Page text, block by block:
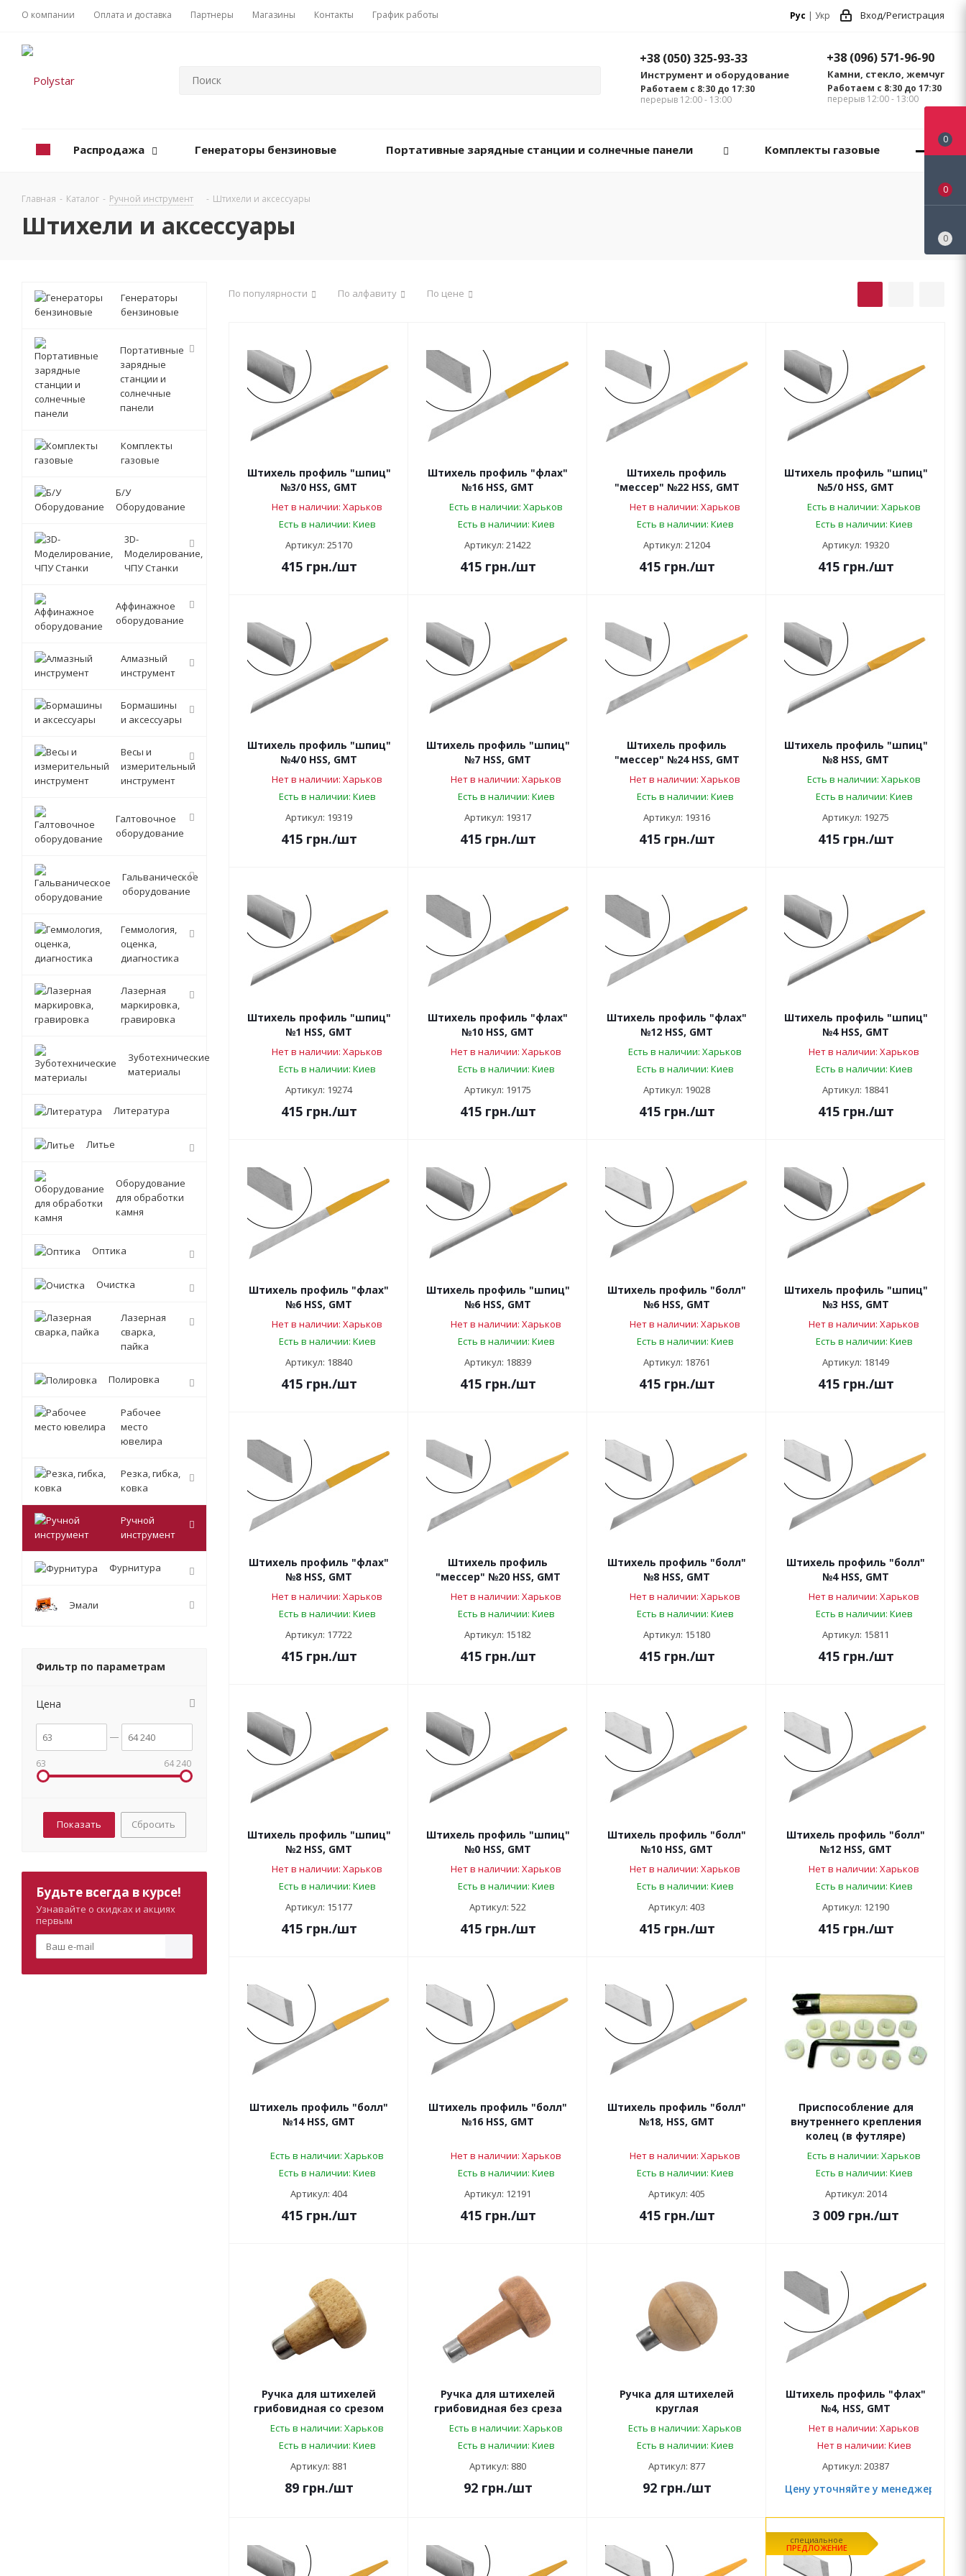
О компании Оплата и доставка Партнеры Магазины Контакты График работы Рус | Укр Вход/Регистрация
+38 (096) 571-96-90
Камни, стекло, жемчуг
Работаем с 8:30 до 17:30
перерыв 12:00 - 13:00
+38 (050) 325-93-33
Инструмент и оборудование
Работаем с 8:30 до 17:30
перерыв 12:00 - 13:00
Распродажа Генераторы бензиновые Портативные зарядные станции и солнечные панели Комплекты газовые
Главная - Каталог - Ручной инструмент - Штихели и аксессуары
Штихели и аксессуары
По популярности По алфавиту По цене
Штихель профиль "шпиц"
№3/0 HSS, GMT
Нет в наличии: Харьков
Есть в наличии: Киев
Артикул: 25170
415грн./шт
Штихель профиль "флах"
№16 HSS, GMT
Есть в наличии: Харьков
Есть в наличии: Киев
Артикул: 21422
415грн./шт
Штихель профиль
"мессер" №22 HSS, GMT
Нет в наличии: Харьков
Есть в наличии: Киев
Артикул: 21204
415грн./шт
Штихель профиль "шпиц"
№5/0 HSS, GMT
Есть в наличии: Харьков
Есть в наличии: Киев
Артикул: 19320
415грн./шт
Штихель профиль "шпиц"
№4/0 HSS, GMT
Нет в наличии: Харьков
Есть в наличии: Киев
Артикул: 19319
415грн./шт
Штихель профиль "шпиц"
№7 HSS, GMT
Нет в наличии: Харьков
Есть в наличии: Киев
Артикул: 19317
415грн./шт
Штихель профиль
"мессер" №24 HSS, GMT
Нет в наличии: Харьков
Есть в наличии: Киев
Артикул: 19316
415грн./шт
Штихель профиль "шпиц"
№8 HSS, GMT
Есть в наличии: Харьков
Есть в наличии: Киев
Артикул: 19275
415грн./шт
Штихель профиль "шпиц"
№1 HSS, GMT
Нет в наличии: Харьков
Есть в наличии: Киев
Артикул: 19274
415грн./шт
Штихель профиль "флах"
№10 HSS, GMT
Нет в наличии: Харьков
Есть в наличии: Киев
Артикул: 19175
415грн./шт
Штихель профиль "флах"
№12 HSS, GMT
Есть в наличии: Харьков
Есть в наличии: Киев
Артикул: 19028
415грн./шт
Штихель профиль "шпиц"
№4 HSS, GMT
Нет в наличии: Харьков
Есть в наличии: Киев
Артикул: 18841
415грн./шт
Штихель профиль "флах"
№6 HSS, GMT
Нет в наличии: Харьков
Есть в наличии: Киев
Артикул: 18840
415грн./шт
Штихель профиль "шпиц"
№6 HSS, GMT
Нет в наличии: Харьков
Есть в наличии: Киев
Артикул: 18839
415грн./шт
Штихель профиль "болл"
№6 HSS, GMT
Нет в наличии: Харьков
Есть в наличии: Киев
Артикул: 18761
415грн./шт
Штихель профиль "шпиц"
№3 HSS, GMT
Нет в наличии: Харьков
Есть в наличии: Киев
Артикул: 18149
415грн./шт
Штихель профиль "флах"
№8 HSS, GMT
Нет в наличии: Харьков
Есть в наличии: Киев
Артикул: 17722
415грн./шт
Штихель профиль
"мессер" №20 HSS, GMT
Нет в наличии: Харьков
Есть в наличии: Киев
Артикул: 15182
415грн./шт
Штихель профиль "болл"
№8 HSS, GMT
Нет в наличии: Харьков
Есть в наличии: Киев
Артикул: 15180
415грн./шт
Штихель профиль "болл"
№4 HSS, GMT
Нет в наличии: Харьков
Есть в наличии: Киев
Артикул: 15811
415грн./шт
Штихель профиль "шпиц"
№2 HSS, GMT
Нет в наличии: Харьков
Есть в наличии: Киев
Артикул: 15177
415грн./шт
Штихель профиль "шпиц"
№0 HSS, GMT
Нет в наличии: Харьков
Есть в наличии: Киев
Артикул: 522
415грн./шт
Штихель профиль "болл"
№10 HSS, GMT
Нет в наличии: Харьков
Есть в наличии: Киев
Артикул: 403
415грн./шт
Штихель профиль "болл"
№12 HSS, GMT
Нет в наличии: Харьков
Есть в наличии: Киев
Артикул: 12190
415грн./шт
Штихель профиль "болл"
№14 HSS, GMT
Есть в наличии: Харьков
Есть в наличии: Киев
Артикул: 404
415грн./шт
Штихель профиль "болл"
№16 HSS, GMT
Нет в наличии: Харьков
Есть в наличии: Киев
Артикул: 12191
415грн./шт
Штихель профиль "болл"
№18, HSS, GMT
Нет в наличии: Харьков
Есть в наличии: Киев
Артикул: 405
415грн./шт
Приспособление для
внутреннего крепления
колец (в футляре)
Есть в наличии: Харьков
Есть в наличии: Киев
Артикул: 2014
3 009 грн./шт
Ручка для штихелей
грибовидная со срезом
Есть в наличии: Харьков
Есть в наличии: Киев
Артикул: 881
89грн./шт
Ручка для штихелей
грибовидная без среза
Есть в наличии: Харьков
Есть в наличии: Киев
Артикул: 880
92грн./шт
Ручка для штихелей
круглая
Есть в наличии: Харьков
Есть в наличии: Киев
Артикул: 877
92грн./шт
Штихель профиль "флах"
№4, HSS, GMT
Нет в наличии: Харьков
Нет в наличии: Киев
Артикул: 20387
Цену уточняйте у менеджера
специальное
ПРЕДЛОЖЕНИЕ
Генераторы
бензиновые
Портативные
зарядные
станции и
солнечные
панели
Комплекты
газовые
Б/У
Оборудование
3D-
Моделирование,
ЧПУ Станки
Аффинажное
оборудование
Алмазный
инструмент
Бормашины
и аксессуары
Весы и
измерительный
инструмент
Галтовочное
оборудование
Гальваническое
оборудование
Геммология,
оценка,
диагностика
Лазерная
маркировка,
гравировка
Зуботехнические
материалы
Литература
Литье
Оборудование
для обработки
камня
Оптика
Очистка
Лазерная
сварка,
пайка
Полировка
Рабочее
место
ювелира
Резка, гибка,
ковка
Ручной
инструмент
Фурнитура
Эмали
Фильтр по параметрам
Цена
63 64 240
Сбросить
Будьте всегда в курсе!
Узнавайте о скидках и акциях
первым
0
0
0